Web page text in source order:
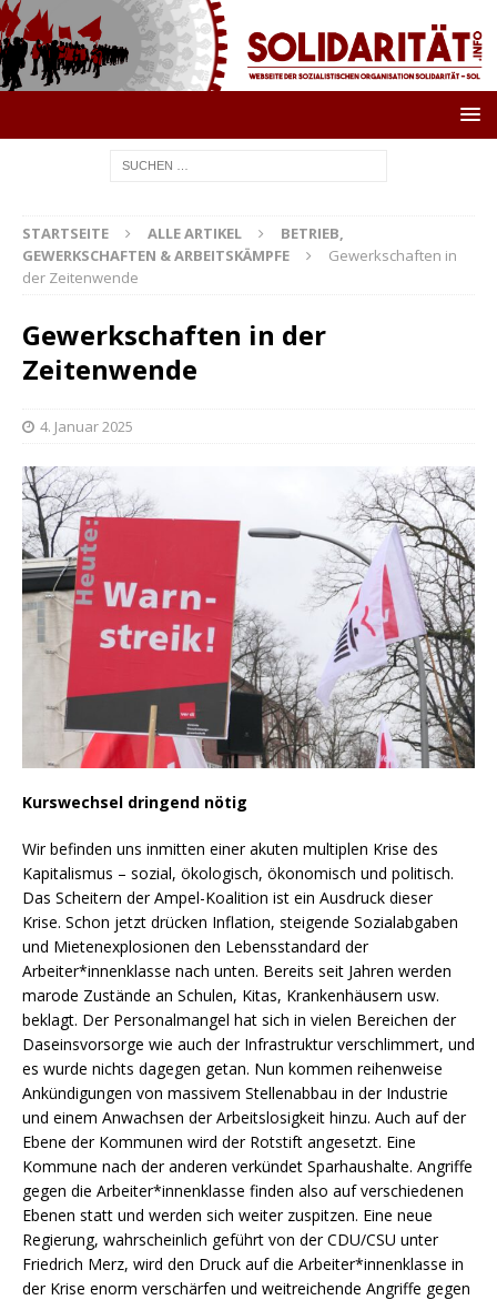
STARTSEITE ALLE ARTIKEL
BETRIEB,
GEWERKSCHAFTEN & ARBEITSKÄMPFE
Gewerkschaften in
der Zeitenwende
Gewerkschaften in der
Zeitenwende
4. Januar 2025
Kurswechsel dringend nötig
Wir befinden uns inmitten einer akuten multiplen Krise des
Kapitalismus – sozial, ökologisch, ökonomisch und politisch.
Das Scheitern der Ampel-Koalition ist ein Ausdruck dieser
Krise. Schon jetzt drücken Inflation, steigende Sozialabgaben
und Mietenexplosionen den Lebensstandard der
Arbeiter*innenklasse nach unten. Bereits seit Jahren werden
marode Zustände an Schulen, Kitas, Krankenhäusern usw.
beklagt. Der Personalmangel hat sich in vielen Bereichen der
Daseinsvorsorge wie auch der Infrastruktur verschlimmert, und
es wurde nichts dagegen getan. Nun kommen reihenweise
Ankündigungen von massivem Stellenabbau in der Industrie
und einem Anwachsen der Arbeitslosigkeit hinzu. Auch auf der
Ebene der Kommunen wird der Rotstift angesetzt. Eine
Kommune nach der anderen verkündet Sparhaushalte. Angriffe
gegen die Arbeiter*innenklasse finden also auf verschiedenen
Ebenen statt und werden sich weiter zuspitzen. Eine neue
Regierung, wahrscheinlich geführt von der CDU/CSU unter
Friedrich Merz, wird den Druck auf die Arbeiter*innenklasse in
der Krise enorm verschärfen und weitreichende Angriffe gegen